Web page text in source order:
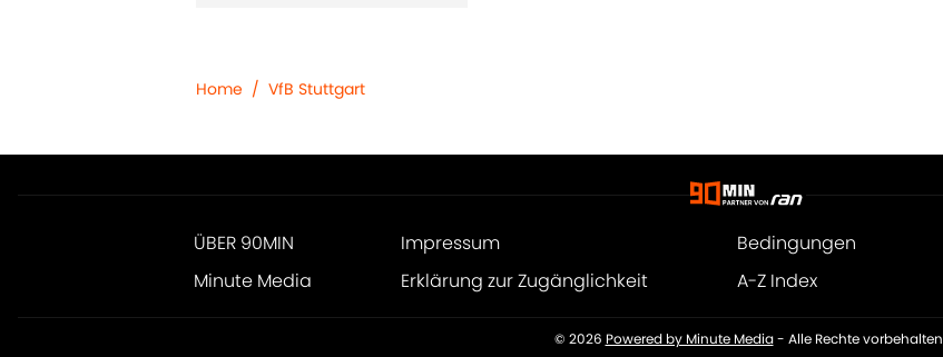
Home / VfB Stuttgart
ÜBER 90MIN Impressum Bedingungen
Minute Media
Erklärung zur Zugänglichkeit A-Z Index
© 2026 Powered by Minute Media- Alle Rechte vorbehalten